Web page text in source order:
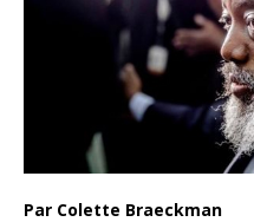
Par Colette Braeckman